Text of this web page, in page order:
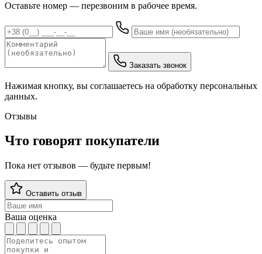
Оставьте номер — перезвоним в рабочее время.
Заказать звонок
Нажимая кнопку, вы соглашаетесь на обработку персональных
данных.
Отзывы
Что говорят покупатели
Пока нет отзывов — будьте первым!
Оставить отзыв
Ваша оценка